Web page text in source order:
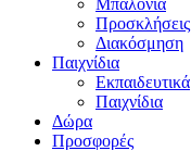
Προσκλήσεις
Διακόσμηση
Παιχνίδια
Εκπαιδευτικά
Παιχνίδια
Δώρα
Προσφορές